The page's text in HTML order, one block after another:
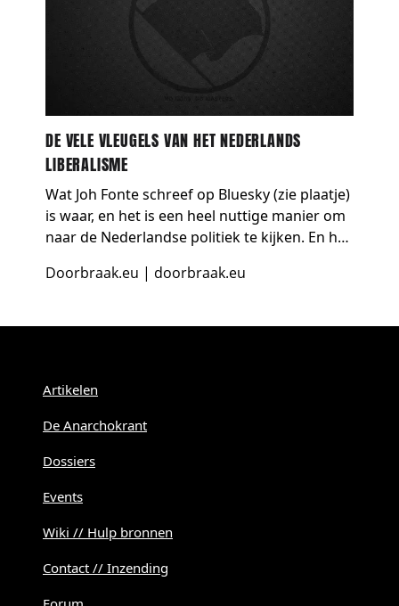
DE VELE VLEUGELS VAN HET NEDERLANDS
LIBERALISME
Wat Joh Fonte schreef op Bluesky (zie plaatje)
is waar, en het is een heel nuttige manier om
naar de Nederlandse politiek te kijken. En het
ik proberen uit te leggen. Om de basis te s…
Doorbraak.eu | doorbraak.eu
Artikelen
De Anarchokrant
Dossiers
Events
Wiki // Hulp bronnen
Contact // Inzending